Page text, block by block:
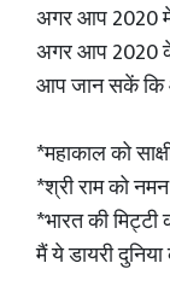
अगर आप 2020
अगर आप 2020 के
आप जान सकें कि
*महाकाल को
*श्री राम को
*भारत की
मैं ये डायरी